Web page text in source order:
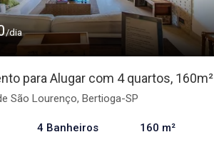
/dia
para Alugar com 4 quartos, 160m²
São Lourenço, Bertioga-SP
4 Banheiros 160 m²